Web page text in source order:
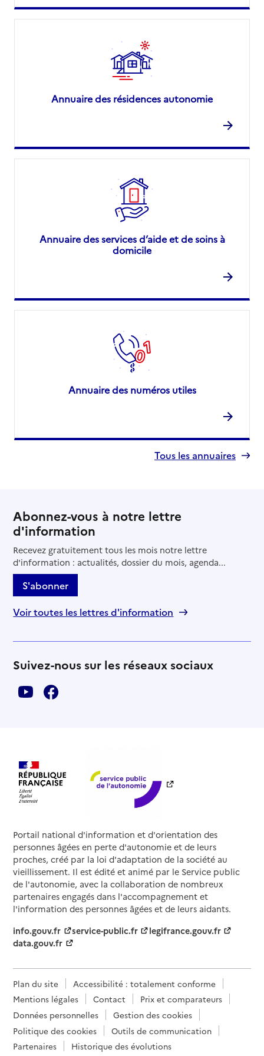
Annuaire des résidences autonomie
Annuaire des services d’aide et de soins à
domicile
Annuaire des numéros utiles
Tous les annuaires
Abonnez-vous à notre lettre
d'information
Recevez gratuitement tous les mois notre lettre
d'information : actualités, dossier du mois, agenda...
S'abonner
Voir toutes les lettres d'information
Suivez-nous sur les réseaux sociaux
Portail national d'information et d'orientation des
personnes âgées en perte d'autonomie et de leurs
proches, créé par la loi d'adaptation de la société au
vieillissement. Il est édité et animé par le Service public
de l'autonomie, avec la collaboration de nombreux
partenaires engagés dans l'accompagnement et
l'information des personnes âgées et de leurs aidants.
info.gouv.fr
service-public.fr
legifrance.gouv.fr
data.gouv.fr
Plan du site
Accessibilité : totalement conforme
Mentions légales
Contact
Prix et comparateurs
Données personnelles
Gestion des cookies
Politique des cookies
Outils de communication
Partenaires
Historique des évolutions